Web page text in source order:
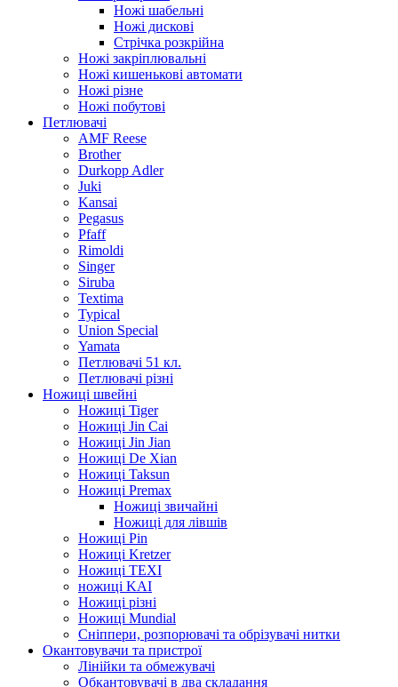
Ножі шабельні
Ножі дискові
Стрічка розкрійна
Ножі закріплювальні
Ножі кишенькові автомати
Ножі різне
Ножі побутові
Петлювачі
AMF Reese
Brother
Durkopp Adler
Juki
Kansai
Pegasus
Pfaff
Rimoldi
Singer
Siruba
Textima
Typical
Union Special
Yamata
Петлювачі 51 кл.
Петлювачі різні
Ножиці швейні
Ножиці Tiger
Ножиці Jin Cai
Ножиці Jin Jian
Ножиці De Xian
Ножиці Taksun
Ножиці Premax
Ножиці звичайні
Ножиці для лівшів
Ножиці Pin
Ножиці Kretzer
Ножиці TEXI
ножиці KAI
Ножиці різні
Ножиці Mundial
Сніппери, розпорювачі та обрізувачі нитки
Окантовувачи та пристрої
Лінійки та обмежувачі
Обкантовувачі в два складання